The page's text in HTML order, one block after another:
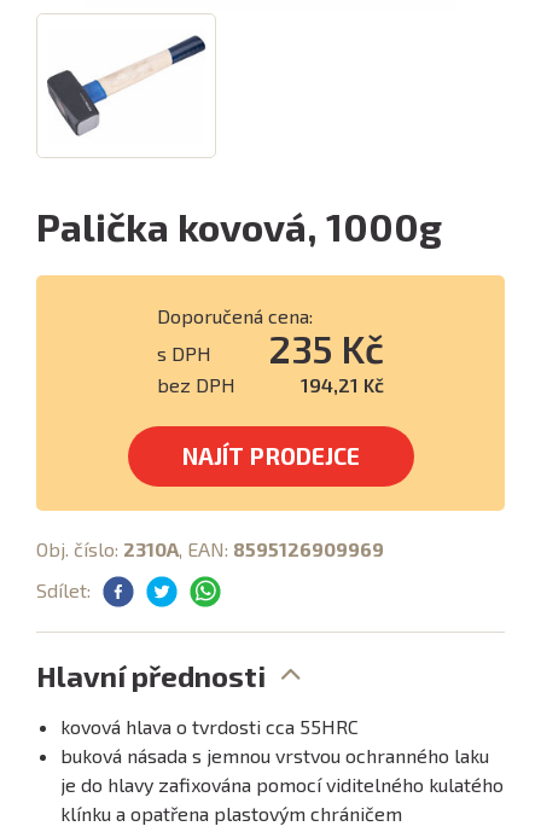
Palička kovová, 1000g
Doporučená cena:
s DPH
235 Kč
bez DPH 194,21 Kč
NAJÍT PRODEJCE
Obj. číslo: 2310A, EAN: 8595126909969
Sdílet:
Hlavní přednosti
kovová hlava o tvrdosti cca 55HRC
buková násada s jemnou vrstvou ochranného laku
je do hlavy zafixována pomocí viditelného kulatého
klínku a opatřena plastovým chráničem